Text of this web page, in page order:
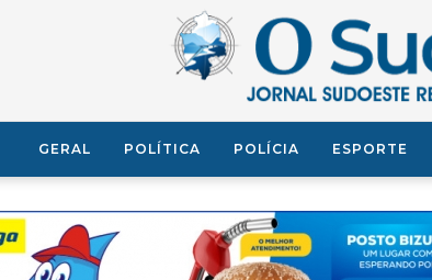
GERAL POLÍTICA POLÍCIA ESPORTE